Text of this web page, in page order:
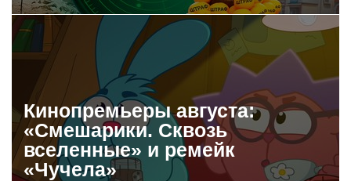
Кинопремьеры августа:
«Смешарики. Сквозь
вселенные» и ремейк
«Чучела»